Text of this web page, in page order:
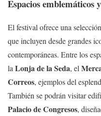
Espacios emblemáticos
El festival ofrece una
que incluyen desde grandes
contemporáneas. Entre los
laLonja de la Seda, el
Correos, ejemplos del
También se podrán visitar
Palacio de Congresos,